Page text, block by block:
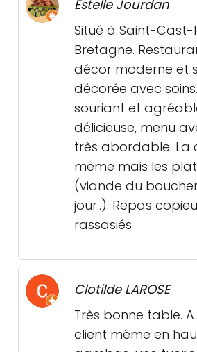
Estelle Jourdan
Situé à Saint-
Bretagne.
décor moderne et
décorée avec
souriant et
délicieuse, menu
très abordable. La
même mais les
(viande du
jour..). Repas
rassasiés
Clotilde LAROSE
Très bonne table.
client même en